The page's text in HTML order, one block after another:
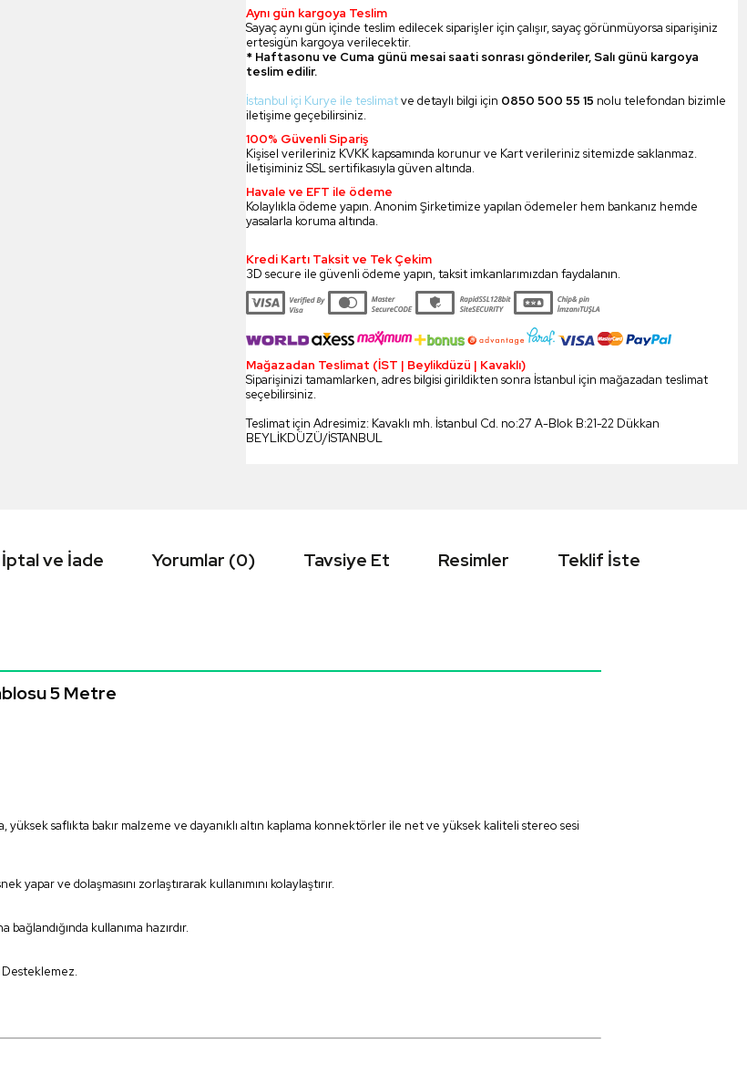
Aynı gün kargoya Teslim
Sayaç aynı gün içinde teslim edilecek siparişler için çalışır, sayaç görünmüyorsa siparişiniz
ertesigün kargoya verilecektir.
* Haftasonu ve Cuma günü mesai saati sonrası gönderiler, Salı günü kargoya
teslim edilir.
İstanbul içi Kurye ile teslimatve detaylı bilgi için 0850 500 55 15 nolu telefondan bizimle
iletişime geçebilirsiniz.
100% Güvenli Sipariş
Kişisel verileriniz KVKK kapsamında korunur ve Kart verileriniz sitemizde saklanmaz.
İletişiminiz SSL sertifikasıyla güven altında.
Havale ve EFT ile ödeme
Kolaylıkla ödeme yapın. Anonim Şirketimize yapılan ödemeler hem bankanız hemde
yasalarla koruma altında.
Kredi Kartı Taksit ve Tek Çekim
3D secure ile güvenli ödeme yapın, taksit imkanlarımızdan faydalanın.
Mağazadan Teslimat (İST | Beylikdüzü | Kavaklı)
Siparişinizi tamamlarken, adres bilgisi girildikten sonra İstanbul için mağazadan teslimat
seçebilirsiniz.
Teslimat için Adresimiz: Kavaklı mh. İstanbul Cd. no:27 A-Blok B:21-22 Dükkan
BEYLİKDÜZÜ/İSTANBUL
İptal ve İade Yorumlar (0) Tavsiye Et Resimler Teklif İste
5 Metre
yüksek saflıkta bakır malzeme ve dayanıklı altın kaplama konnektörler ile net ve yüksek kaliteli stereo sesi
yapar ve dolaşmasını zorlaştırarak kullanımını kolaylaştırır.
bağlandığında kullanıma hazırdır.
Desteklemez.